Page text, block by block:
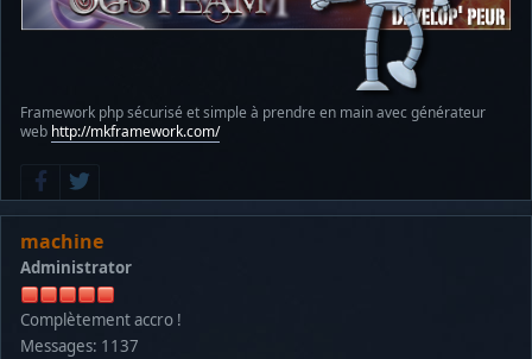
Framework php sécurisé et simple à prendre en main avec générateur
web http://mkframework.com/
machine
Administrator
Complètement accro !
Messages: 1137